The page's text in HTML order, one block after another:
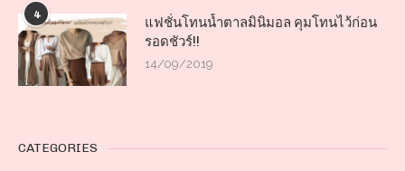
4
แฟชั่นโทนน้ำตาลมินิมอล คุมโทนไว้ก่อน
รอดชัวร์!!
14/09/2019
CATEGORIES